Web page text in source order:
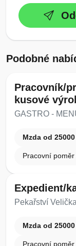
Podobné
Pracovník/
kusové
GASTRO -
Mzda od
Pracovní
Expedient/
Pekařství
Mzda od
Pracovní